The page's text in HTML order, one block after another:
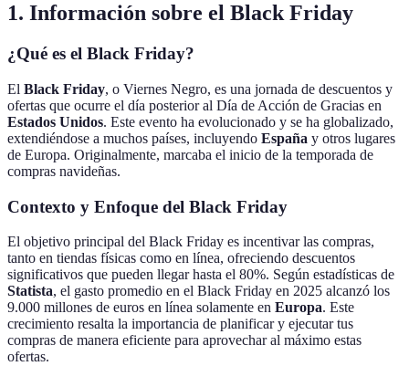
1. Información sobre el Black Friday
¿Qué es el Black Friday?
El Black Friday, o Viernes Negro, es una jornada de descuentos y
ofertas que ocurre el día posterior al Día de Acción de Gracias en
Estados Unidos. Este evento ha evolucionado y se ha globalizado,
extendiéndose a muchos países, incluyendo España y otros lugares
de Europa. Originalmente, marcaba el inicio de la temporada de
compras navideñas.
Contexto y Enfoque del Black Friday
El objetivo principal del Black Friday es incentivar las compras,
tanto en tiendas físicas como en línea, ofreciendo descuentos
significativos que pueden llegar hasta el 80%. Según estadísticas de
Statista, el gasto promedio en el Black Friday en 2025 alcanzó los
9.000 millones de euros en línea solamente en Europa. Este
crecimiento resalta la importancia de planificar y ejecutar tus
compras de manera eficiente para aprovechar al máximo estas
ofertas.